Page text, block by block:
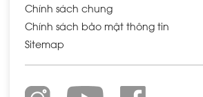
Chính sách chung
Chính sách bảo mật thông tin
Sitemap